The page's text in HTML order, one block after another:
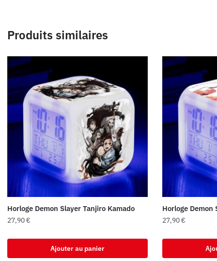
Produits similaires
Horloge Demon Slayer Tanjiro Kamado
27,90€
Ajouter au panier
Horloge Demon
27,90€